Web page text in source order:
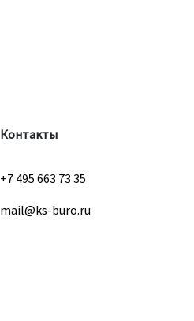
Контакты
+7 495 663 73 35
mail@ks-buro.ru